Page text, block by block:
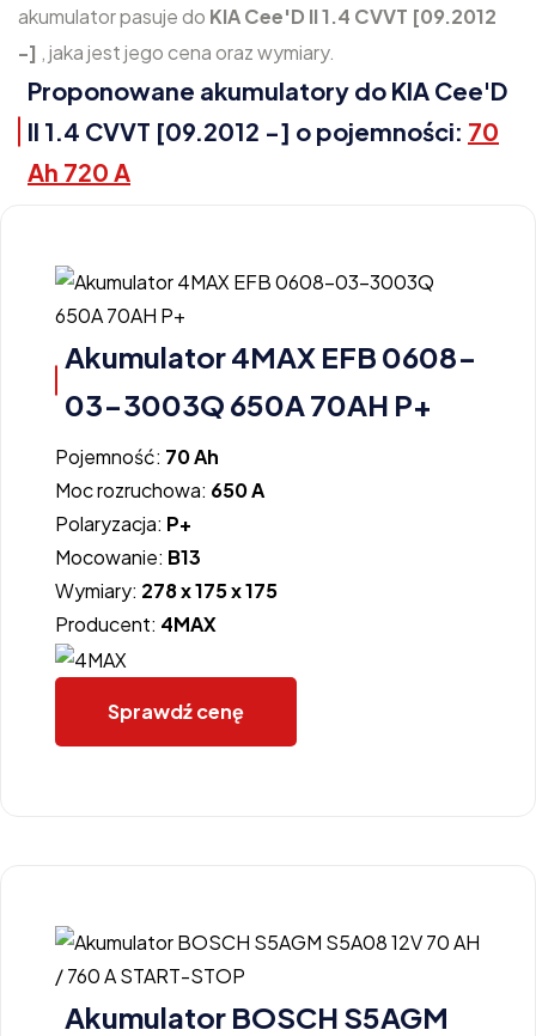
akumulator pasuje do KIA Cee'D II 1.4 CVVT [09.2012
-] , jaka jest jego cena oraz wymiary.
Proponowane akumulatory do KIA Cee'D
II 1.4 CVVT [09.2012 -] o pojemności: 70
Ah 720 A
Akumulator 4MAX EFB 0608-
03-3003Q 650A 70AH P+
Pojemność: 70 Ah
Moc rozruchowa: 650 A
Polaryzacja: P+
Mocowanie: B13
Wymiary: 278 x 175 x 175
Producent: 4MAX
Sprawdź cenę
Akumulator BOSCH S5AGM